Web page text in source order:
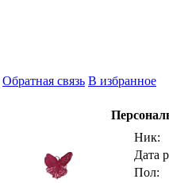
Обратная связь В избранное
Ник:
Дата
Пол: